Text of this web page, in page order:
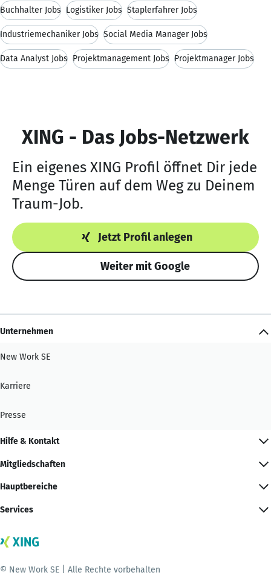
Buchhalter Jobs Logistiker Jobs Staplerfahrer Jobs
Industriemechaniker Jobs Social Media Manager Jobs
Data Analyst Jobs Projektmanagement Jobs Projektmanager Jobs
XING - Das Jobs-Netzwerk
Ein eigenes XING Profil öffnet Dir jede
Menge Türen auf dem Weg zu Deinem
Traum-Job.
Jetzt Profil anlegen
Weiter mit Google
Unternehmen
New Work SE
Karriere
Presse
Hilfe & Kontakt
Mitgliedschaften
Hauptbereiche
Services
© New Work SE | Alle Rechte vorbehalten